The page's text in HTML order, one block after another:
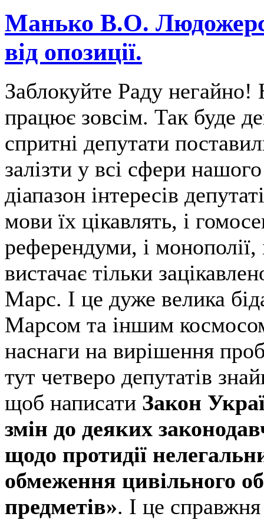
Манько В.О.
від опозиції.
Заблокуйте Раду негайно!
працює зовсім. Так буде
спритні депутати
залізти у всі сфери
діапазон інтересів
мови їх цікавлять, і
референдуми, і
вистачає тільки
Марс. І це дуже велика
Марсом та іншим
наснаги на вирішення
тут четверо депутатів
щоб написати Закон
змін до деяких
щодо протидії
обмеження цивільного
предметів». І це